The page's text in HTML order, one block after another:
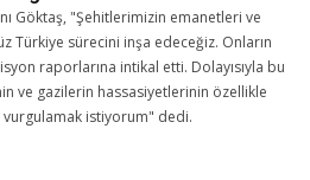
Göktaş, "Şehitlerimizin emanetleri ve
Türkiye sürecini inşa edeceğiz. Onların
raporlarına intikal etti. Dolayısıyla bu
ve gazilerin hassasiyetlerinin özellikle
istiyorum" dedi.